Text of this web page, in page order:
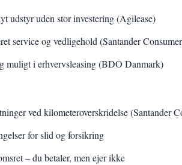
udstyr uden stor investering (Agilease)
service og vedligehold (Santander
muligt i erhvervsleasing (BDO Danmark)
ved kilometeroverskridelse (Santander
for slid og forsikring
– du betaler, men ejer ikke